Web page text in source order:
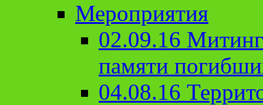
Мероприятия
02.09.16
памяти
04.08.16